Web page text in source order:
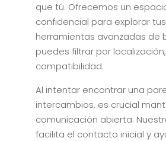
que tú. Ofrecemos un
confidencial para explorar
herramientas avanzadas de
puedes filtrar por
compatibilidad.
Al intentar encontrar una
intercambios, es crucial
comunicación abierta.
facilita el contacto inicial y